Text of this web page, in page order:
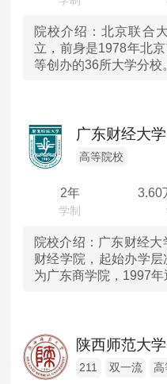
江西
山东
湖北
广东
重庆
陕西
院校介绍： 北京联合
立，前身是1978年北
等创办的36所大学分校
广东财经大学
高等院校
2年 3.60
院校介绍： 广东财经
财经学院，起始办学
为广东商学院，1997年
陕西师范大学
211 双一流 高